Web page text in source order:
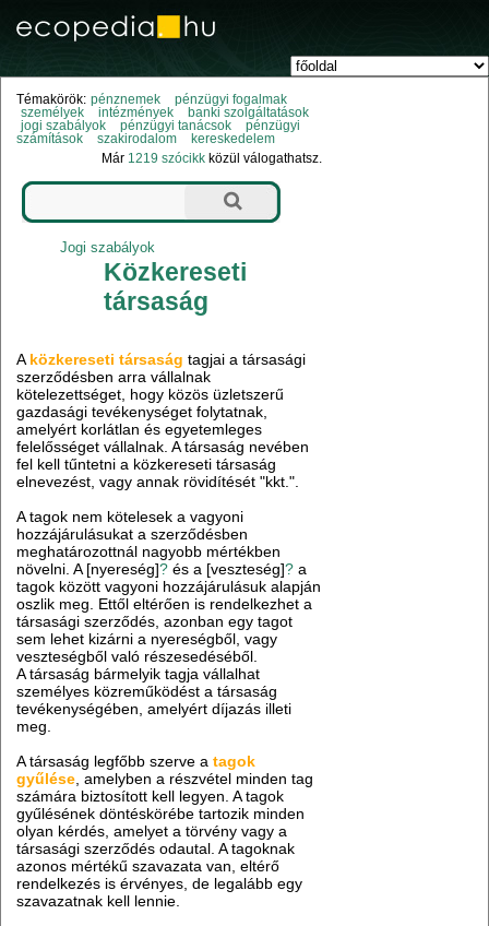
Témakörök: pénznemek
pénzügyi fogalmak
személyek
intézmények
banki szolgáltatások
jogi szabályok
pénzügyi tanácsok
pénzügyi
számítások
szakirodalom
kereskedelem
Már 1219 szócikk közül válogathatsz.
Jogi szabályok
Közkereseti
társaság
A közkereseti társaság tagjai a társasági
szerződésben arra vállalnak
kötelezettséget, hogy közös üzletszerű
gazdasági tevékenységet folytatnak,
amelyért korlátlan és egyetemleges
felelősséget vállalnak. A társaság nevében
fel kell tűntetni a közkereseti társaság
elnevezést, vagy annak rövidítését "kkt.".
A tagok nem kötelesek a vagyoni
hozzájárulásukat a szerződésben
meghatározottnál nagyobb mértékben
növelni. A [nyereség]? és a [veszteség]? a
tagok között vagyoni hozzájárulásuk alapján
oszlik meg. Ettől eltérően is rendelkezhet a
társasági szerződés, azonban egy tagot
sem lehet kizárni a nyereségből, vagy
veszteségből való részesedéséből.
A társaság bármelyik tagja vállalhat
személyes közreműködést a társaság
tevékenységében, amelyért díjazás illeti
meg.
A társaság legfőbb szerve atagok
gyűlése , amelyben a részvétel minden tag
számára biztosított kell legyen. A tagok
gyűlésének döntéskörébe tartozik minden
olyan kérdés, amelyet a törvény vagy a
társasági szerződés odautal. A tagoknak
azonos mértékű szavazata van, eltérő
rendelkezés is érvényes, de legalább egy
szavazatnak kell lennie.